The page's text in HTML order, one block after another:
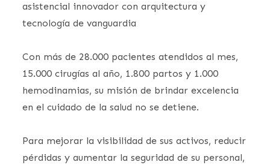
asistencial innovador con arquitectura y
tecnología de vanguardia
Con más de 28.000 pacientes atendidos al mes,
15.000 cirugías al año, 1.800 partos y 1.000
hemodinamias, su misión de brindar excelencia
en el cuidado de la salud no se detiene.
Para mejorar la visibilidad de sus activos, reducir
pérdidas y aumentar la seguridad de su personal,